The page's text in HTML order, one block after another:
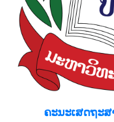
ຄະນະເສດຖະ